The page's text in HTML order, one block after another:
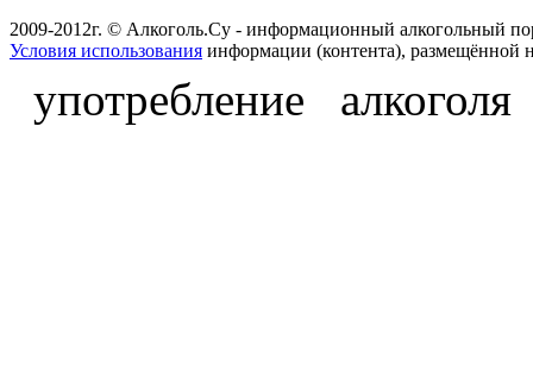
2009-2012г. © Алкоголь.Су - информационный алкогольный
Условия использования информации (контента), размещённой
употребление